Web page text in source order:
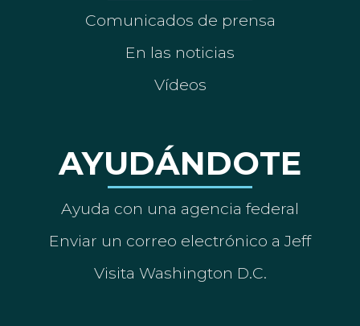
Comunicados de prensa
En las noticias
Vídeos
AYUDÁNDOTE
Ayuda con una agencia federal
Enviar un correo electrónico a Jeff
Visita Washington D.C.